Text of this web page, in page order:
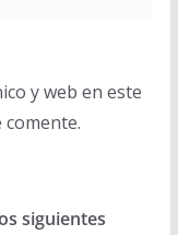
y web en este
siguientes